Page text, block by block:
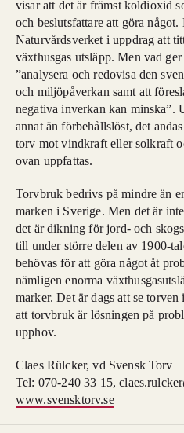
visar att det är främst koldioxid
och beslutsfattare att göra
Naturvårdsverket i uppdrag att
växthusgas utsläpp. Men vad
”analysera och redovisa den
och miljöpåverkan samt att
negativa inverkan kan minska”.
annat än förbehållslöst, det
torv mot vindkraft eller solkraft
ovan uppfattas.
Torvbruk bedrivs på mindre än
marken i Sverige. Men det är
det är dikning för jord- och
till under större delen av 1900-
behövas för att göra något åt
nämligen enorma
marker. Det är dags att se
att torvbruk är lösningen på
upphov.
Claes Rülcker, vd Svensk Torv
Tel: 070-240 33 15,
www.svensktorv.se